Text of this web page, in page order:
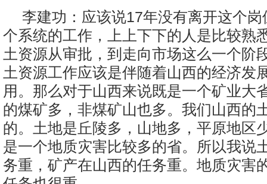
李建功：应该说17年没有离开这个
个系统的工作，上上下下的人是比较熟
土资源从审批，到走向市场这么一个阶
土资源工作应该是伴随着山西的经济发
用。那么对于山西来说既是一个矿业大
的煤矿多，非煤矿山也多。我们山西的
的。土地是丘陵多，山地多，平原地区
是一个地质灾害比较多的省。所以我说
务重，矿产在山西的任务重。地质灾害